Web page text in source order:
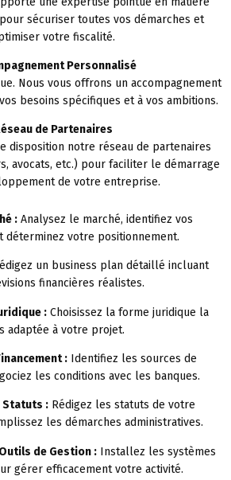
sécuriser toutes vos démarches et
votre fiscalité.
Personnalisé
Nous vous offrons un accompagnement
besoins spécifiques et à vos ambitions.
de Partenaires
disposition notre réseau de partenaires
avocats, etc.) pour faciliter le démarrage
de votre entreprise.
:Analysez le marché, identifiez vos
déterminez votre positionnement.
un business plan détaillé incluant
financières réalistes.
:Choisissez la forme juridique la
adaptée à votre projet.
: Identifiez les sources de
les conditions avec les banques.
Statuts :Rédigez les statuts de votre
les démarches administratives.
de Gestion : Installez les systèmes
gérer efficacement votre activité.